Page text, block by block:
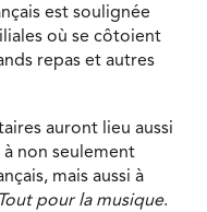
est soulignée
où se côtoient
repas et autres
auront lieu aussi
non seulement
mais aussi à
Tout pour la musique.